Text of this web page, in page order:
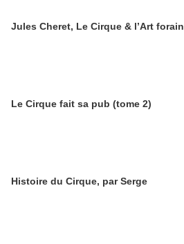
Jules Cheret, Le Cirque & l’Art forain
Le Cirque fait sa pub (tome 2)
Histoire du Cirque, par Serge